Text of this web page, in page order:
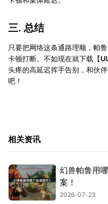
三. 总结
只要把网络这条通路理顺，帕
卡顿打断。不如现在就下载【
头疼的高延迟挥手告别，和伙
吧！
相关资讯
幻兽帕鲁用
案！
2026-07-23